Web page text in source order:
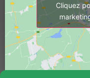
Cliquez